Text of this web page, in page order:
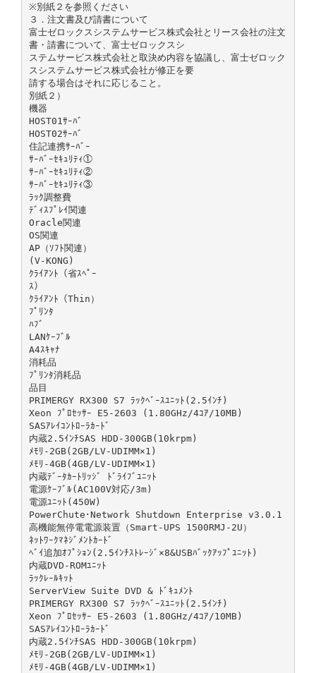
※別紙２を参照ください
３．注文書及び請書について
富士ゼロックスシステムサービス株式会社とリース会社の注文
書・請書について、富士ゼロックスシ
ステムサービス株式会社と取決め内容を協議し、富士ゼロック
スシステムサービス株式会社が修正を要
請する場合はそれに応じること。
別紙２）
機器
HOST01ｻｰﾊﾞ
HOST02ｻｰﾊﾞ
住記連携ｻｰﾊﾞｰ
ｻｰﾊﾞｰｾｷｭﾘﾃｨ①
ｻｰﾊﾞｰｾｷｭﾘﾃｨ②
ｻｰﾊﾞｰｾｷｭﾘﾃｨ③
ﾗｯｸ調整費
ﾃﾞｨｽﾌﾟﾚｲ関連
Oracle関連
OS関連
AP（ｿﾌﾄ関連）
(V-KONG)
ｸﾗｲｱﾝﾄ（省ｽﾍﾟｰ
ｽ）
ｸﾗｲｱﾝﾄ（Thin）
ﾌﾟﾘﾝﾀ
ﾊﾌﾞ
LANｹｰﾌﾞﾙ
A4ｽｷｬﾅ
消耗品
ﾌﾟﾘﾝﾀ消耗品
品目
PRIMERGY RX300 S7 ﾗｯｸﾍﾞｰｽﾕﾆｯﾄ(2.5ｲﾝﾁ)
Xeon ﾌﾟﾛｾｯｻｰ E5-2603 (1.80GHz/4ｺｱ/10MB)
SASｱﾚｲｺﾝﾄﾛｰﾗｶｰﾄﾞ
内蔵2.5ｲﾝﾁSAS HDD-300GB(10krpm)
ﾒﾓﾘ-2GB(2GB/LV-UDIMM×1)
ﾒﾓﾘ-4GB(4GB/LV-UDIMM×1)
内蔵ﾃﾞｰﾀｶｰﾄﾘｯｼﾞ ﾄﾞﾗｲﾌﾞﾕﾆｯﾄ
電源ｹｰﾌﾞﾙ(AC100V対応/3m)
電源ﾕﾆｯﾄ(450W)
PowerChute･Network Shutdown Enterprise v3.0.1
高機能無停電電源装置（Smart-UPS 1500RMJ-2U）
ﾈｯﾄﾜｰｸﾏﾈｼﾞﾒﾝﾄｶｰﾄﾞ
ﾍﾞｲ追加ｵﾌﾟｼｮﾝ(2.5ｲﾝﾁｽﾄﾚｰｼﾞ×8&USBﾊﾞｯｸｱｯﾌﾟﾕﾆｯﾄ)
内蔵DVD-ROMﾕﾆｯﾄ
ﾗｯｸﾚｰﾙｷｯﾄ
ServerView Suite DVD & ﾄﾞｷｭﾒﾝﾄ
PRIMERGY RX300 S7 ﾗｯｸﾍﾞｰｽﾕﾆｯﾄ(2.5ｲﾝﾁ)
Xeon ﾌﾟﾛｾｯｻｰ E5-2603 (1.80GHz/4ｺｱ/10MB)
SASｱﾚｲｺﾝﾄﾛｰﾗｶｰﾄﾞ
内蔵2.5ｲﾝﾁSAS HDD-300GB(10krpm)
ﾒﾓﾘ-2GB(2GB/LV-UDIMM×1)
ﾒﾓﾘ-4GB(4GB/LV-UDIMM×1)